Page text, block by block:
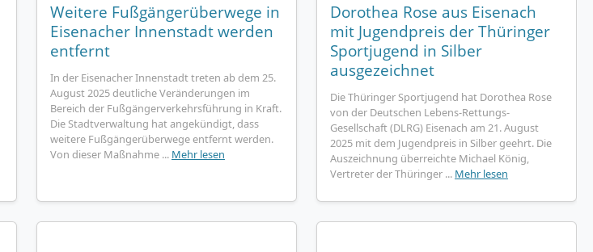
Weitere Fußgängerüberwege in
Eisenacher Innenstadt werden
entfernt
In der Eisenacher Innenstadt treten ab dem 25.
August 2025 deutliche Veränderungen im
Bereich der Fußgängerverkehrsführung in Kraft.
Die Stadtverwaltung hat angekündigt, dass
weitere Fußgängerüberwege entfernt werden.
Von dieser Maßnahme ... Mehr lesen
Dorothea Rose aus Eisenach
mit Jugendpreis der Thüringer
Sportjugend in Silber
ausgezeichnet
Die Thüringer Sportjugend hat Dorothea Rose
von der Deutschen Lebens-Rettungs-
Gesellschaft (DLRG) Eisenach am 21. August
2025 mit dem Jugendpreis in Silber geehrt. Die
Auszeichnung überreichte Michael König,
Vertreter der Thüringer ... Mehr lesen